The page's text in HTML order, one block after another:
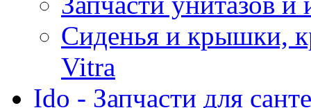
Сиденья и крышки,
Vitra
Ido - Запчасти для